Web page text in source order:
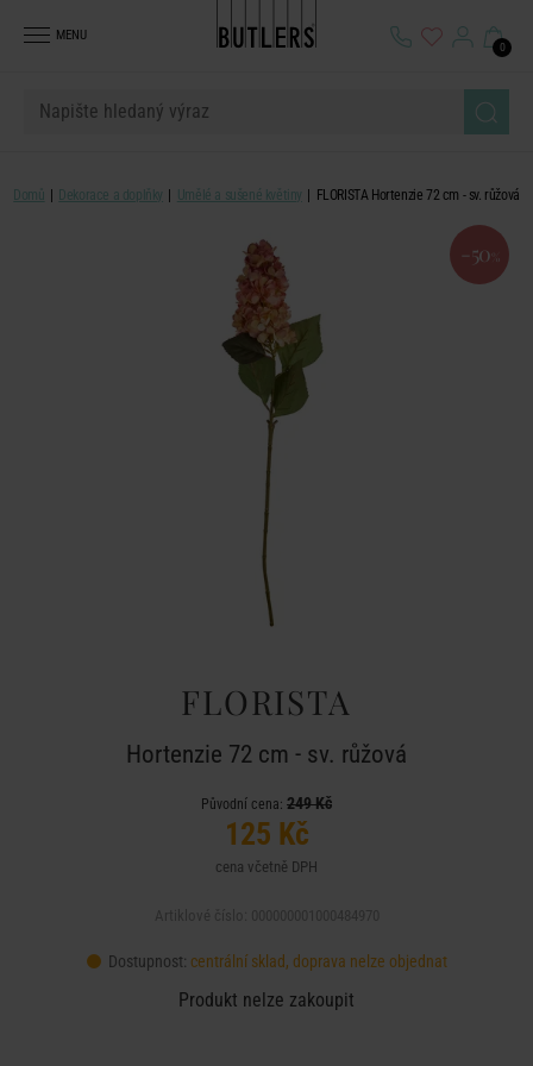
MENU
0
Domů Dekorace a doplňky Umělé a sušené květiny FLORISTA Hortenzie 72 cm - sv. růžová
-50 %
FLORISTA
Hortenzie 72 cm - sv. růžová
Původní cena: 249 Kč
125 Kč
cena včetně DPH
Dostupnost: centrální sklad, doprava nelze objednat
Produkt nelze zakoupit